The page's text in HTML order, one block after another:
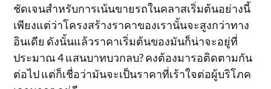
ชัดเจนสำหรับการเน้นขายรถในคลาสเริ่มต้นอย่างนี้
เพียงแต่ว่าโครงสร้างราคาของเรานั้นจะสูงกว่าทาง
อินเดีย ดังนั้นแล้วราคาเริ่มต้นของมันก็น่าจะอยู่ที่
ประมาณ 4 แสนบาทบวกลบ? คงต้องมารอติดตามกัน
ต่อไป แต่ก็เชื่อว่ามันจะเป็นราคาที่เร้าใจต่อผู้บริโภค